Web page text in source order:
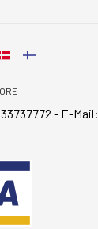
- E-Mail: